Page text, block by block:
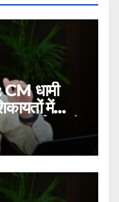
धामी
में
प्रदर्शन वाले